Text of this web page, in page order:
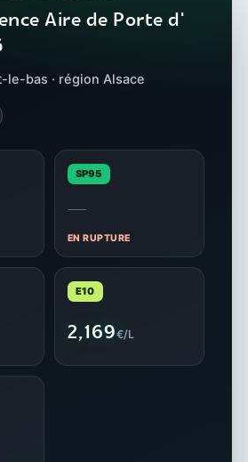
Aire de Porte d'
le-bas · région Alsace
SP95
—
EN RUPTURE
E10
2,169€/L